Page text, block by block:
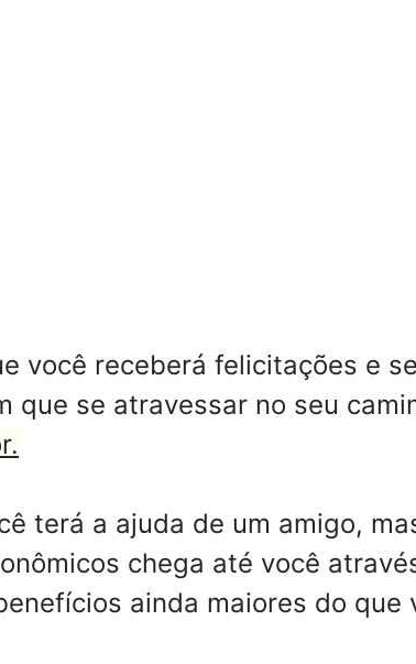
você receberá felicitações e
que se atravessar no seu
terá a ajuda de um amigo,
chega até você
ainda maiores do que